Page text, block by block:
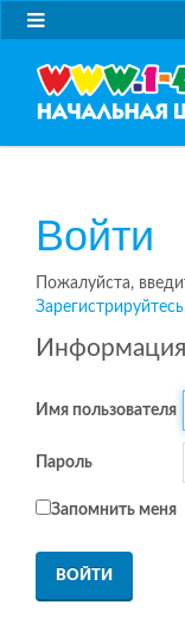
Войти
Пожалуйста,
Зарегистрируйтесь
Информация
Имя пользователя
Пароль
Запомнить меня
ВОЙТИ